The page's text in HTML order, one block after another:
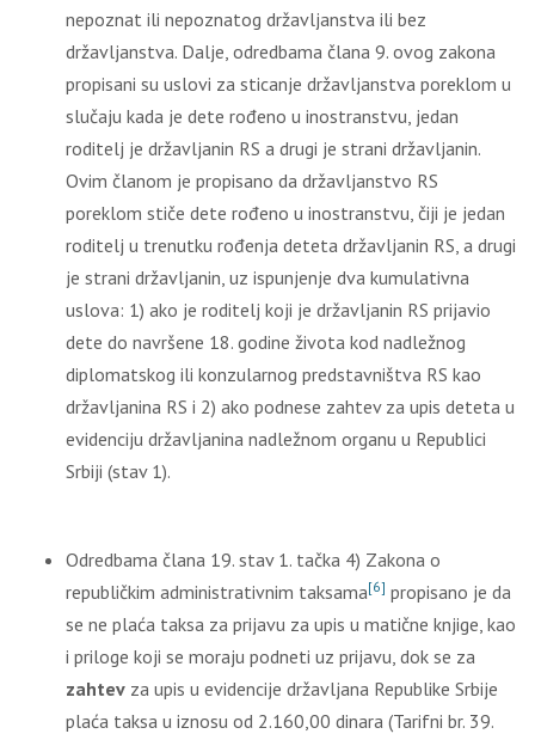
nepoznat ili nepoznatog državljanstva ili bez
državljanstva. Dalje, odredbama člana 9. ovog zakona
propisani su uslovi za sticanje državljanstva poreklom u
slučaju kada je dete rođeno u inostranstvu, jedan
roditelj je državljanin RS a drugi je strani državljanin.
Ovim članom je propisano da državljanstvo RS
poreklom stiče dete rođeno u inostranstvu, čiji je jedan
roditelj u trenutku rođenja deteta državljanin RS, a drugi
je strani državljanin, uz ispunjenje dva kumulativna
uslova: 1) ako je roditelj koji je državljanin RS prijavio
dete do navršene 18. godine života kod nadležnog
diplomatskog ili konzularnog predstavništva RS kao
državljanina RS i 2) ako podnese zahtev za upis deteta u
evidenciju državljanina nadležnom organu u Republici
Srbiji (stav 1).
Odredbama člana 19. stav 1. tačka 4) Zakona o
republičkim administrativnim taksama[6] propisano je da
se ne plaća taksa za prijavu za upis u matične knjige, kao
i priloge koji se moraju podneti uz prijavu, dok se za
zahtev za upis u evidencije državljana Republike Srbije
plaća taksa u iznosu od 2.160,00 dinara (Tarifni br. 39.